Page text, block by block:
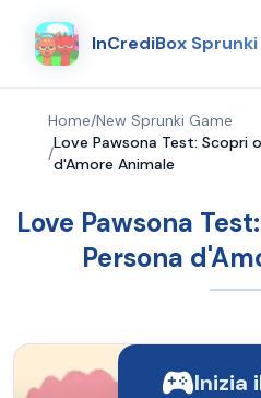
InCrediBox Sprunki
Home/New Sprunki Game
/
Love Pawsona Test: Scopri
d'Amore Animale
Love Pawsona
Persona
Inizia